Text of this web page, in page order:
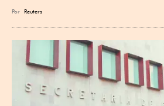
Por Reuters